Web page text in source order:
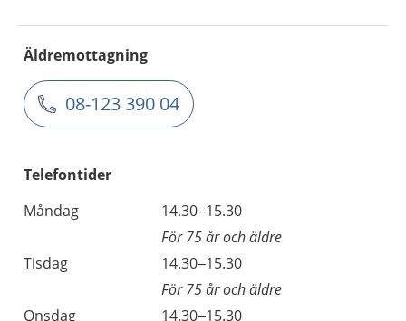
Äldremottagning
08-123 390 04
Telefontider
Måndag
14.30–15.30
För 75 år och äldre
Tisdag
14.30–15.30
För 75 år och äldre
Onsdag
14.30–15.30